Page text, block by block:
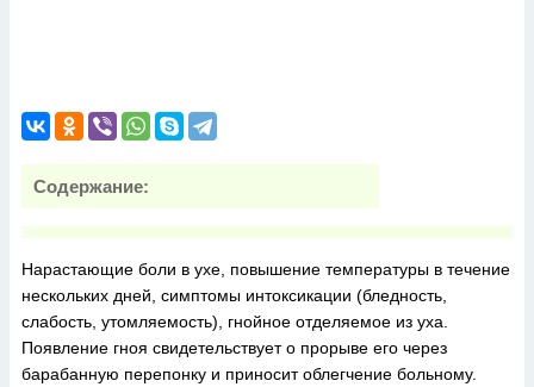
Содержание:
Нарастающие боли в ухе, повышение температуры в течение
нескольких дней, симптомы интоксикации (бледность,
слабость, утомляемость), гнойное отделяемое из уха.
Появление гноя свидетельствует о прорыве его через
барабанную перепонку и приносит облегчение больному.